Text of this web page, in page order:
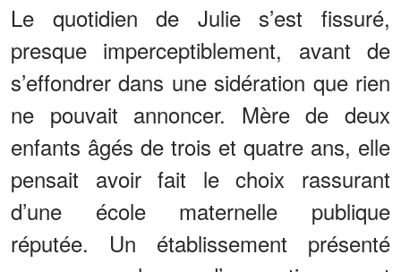
Le quotidien de Julie s’est fissuré,
presque imperceptiblement, avant de
s’effondrer dans une sidération que rien
ne pouvait annoncer. Mère de deux
enfants âgés de trois et quatre ans, elle
pensait avoir fait le choix rassurant
d’une école maternelle publique
réputée. Un établissement présenté